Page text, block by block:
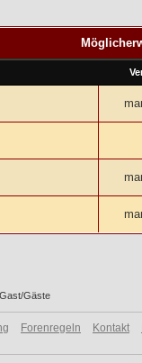
Gäste
Forenregeln Kontakt